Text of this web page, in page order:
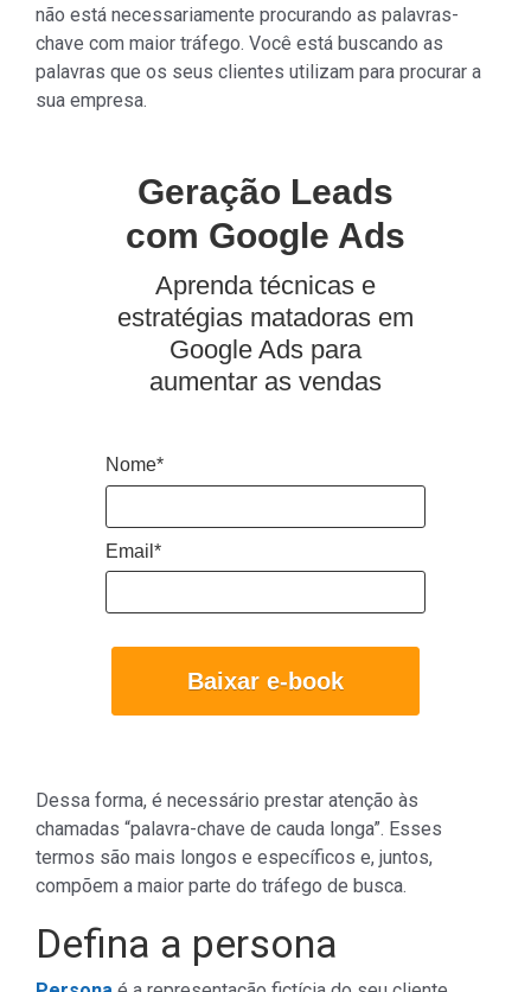
não está necessariamente procurando as palavras-
chave com maior tráfego. Você está buscando as
palavras que os seus clientes utilizam para procurar a
sua empresa.
Geração Leads
com Google Ads
Aprenda técnicas e
estratégias matadoras em
Google Ads para
aumentar as vendas
Nome*
Email*
Baixar e-book
Dessa forma, é necessário prestar atenção às
chamadas “palavra-chave de cauda longa”. Esses
termos são mais longos e específicos e, juntos,
compõem a maior parte do tráfego de busca.
Defina a persona